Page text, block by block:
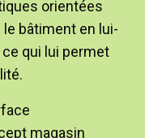
orientées
le bâtiment en lui-
qui lui permet
magasin